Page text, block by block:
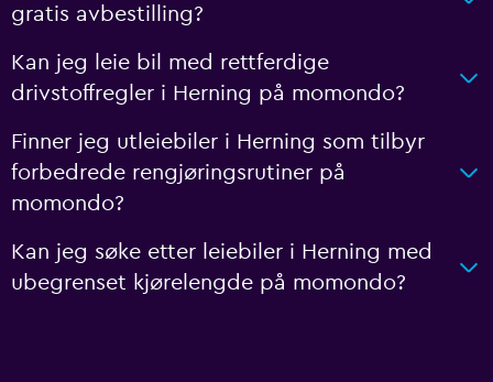
gratis avbestilling?
Kan jeg leie bil med rettferdige
drivstoffregler i Herning på momondo?
Finner jeg utleiebiler i Herning som tilbyr
forbedrede rengjøringsrutiner på
momondo?
Kan jeg søke etter leiebiler i Herning med
ubegrenset kjørelengde på momondo?